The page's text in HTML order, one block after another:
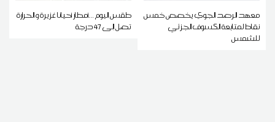
معهد الرصد الجوي يخصص خمس
نقاط لمتابعة الكسوف الجزئي
للشمس
طقس اليوم ...أمطار أحيانا غزيرة و الحرارة
تصل إلى 47 درجة